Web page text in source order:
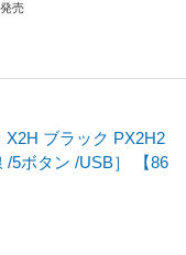
売
X2H ブラック PX2H2
/5ボタン /USB］ 【86